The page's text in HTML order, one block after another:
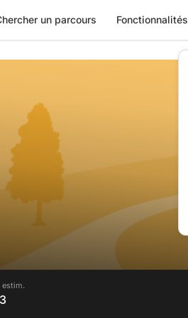
un parcours Fonctionnalités
estim.